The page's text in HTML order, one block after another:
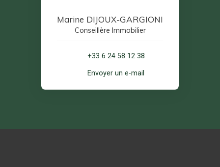
Marine DIJOUX-GARGIONI
Conseillère Immobilier
+33 6 24 58 12 38
Envoyer un e-mail